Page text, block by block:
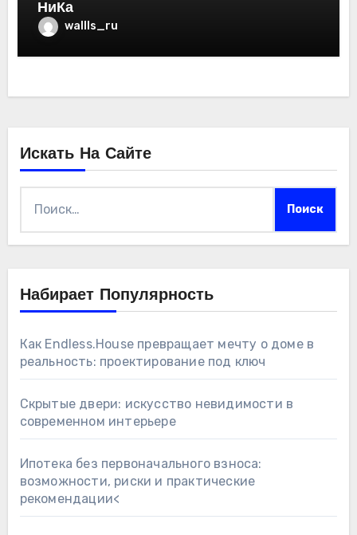
НиКа
wallls_ru
Искать На Сайте
Набирает Популярность
Как Endless.House превращает мечту о доме в
реальность: проектирование под ключ
Скрытые двери: искусство невидимости в
современном интерьере
Ипотека без первоначального взноса:
возможности, риски и практические
рекомендации<